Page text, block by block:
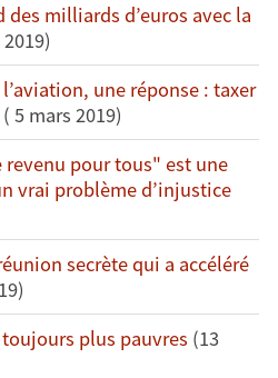
des milliards d’euros avec la
une réponse : taxer
( 5 mars 2019)
pour tous" est une
vrai problème d’injustice
secrète qui a accéléré
toujours plus pauvres (13